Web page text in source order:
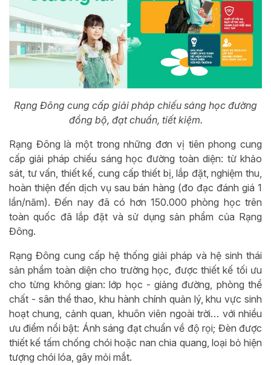
Rạng Đông cung cấp giải pháp chiếu sáng học đường
đồng bộ, đạt chuẩn, tiết kiệm.
Rạng Đông là một trong những đơn vị tiên phong cung
cấp giải pháp chiếu sáng học đường toàn diện: từ khảo
sát, tư vấn, thiết kế, cung cấp thiết bị, lắp đặt, nghiệm thu,
hoàn thiện đến dịch vụ sau bán hàng (đo đạc đánh giá 1
lần/năm). Đến nay đã có hơn 150.000 phòng học trên
toàn quốc đã lắp đặt và sử dụng sản phẩm của Rạng
Đông.
Rạng Đông cung cấp hệ thống giải pháp và hệ sinh thái
sản phẩm toàn diện cho trường học, được thiết kế tối ưu
cho từng không gian: lớp học - giảng đường, phòng thể
chất - sân thể thao, khu hành chính quản lý, khu vực sinh
hoạt chung, cảnh quan, khuôn viên ngoài trời… với nhiều
ưu điểm nổi bật: Ánh sáng đạt chuẩn về độ rọi; Đèn được
thiết kế tấm chống chói hoặc nan chia quang, loại bỏ hiện
tượng chói lóa, gây mỏi mắt.